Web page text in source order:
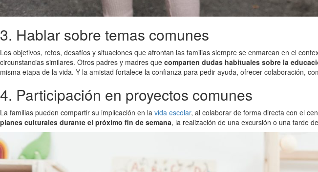
3. Hablar sobre temas comunes
Los objetivos, retos, desafíos y situaciones que afrontan las familias siempre se enmarcan en el
circunstancias similares. Otros padres y madres que comparten dudas habituales sobre la
misma etapa de la vida. Y la amistad fortalece la confianza para pedir ayuda, ofrecer colaboración,
4. Participación en proyectos comunes
La familias pueden compartir su implicación en la vida escolar, al colaborar de forma directa con el
planes culturales durante el próximo fin de semana, la realización de una excursión o una tarde